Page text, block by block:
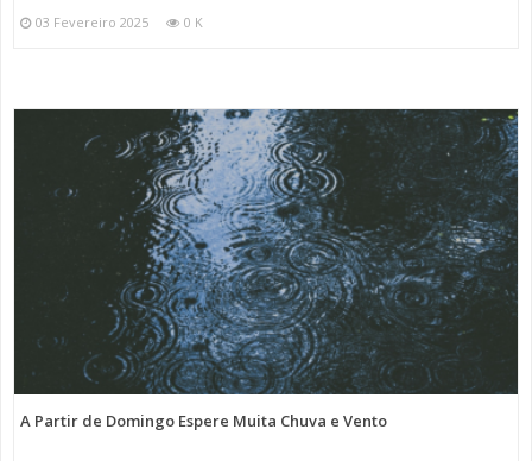
03 Fevereiro 2025 0 K
A Partir de Domingo Espere Muita Chuva e Vento